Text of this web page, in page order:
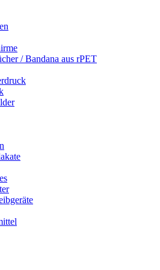
/ Bandana aus rPET